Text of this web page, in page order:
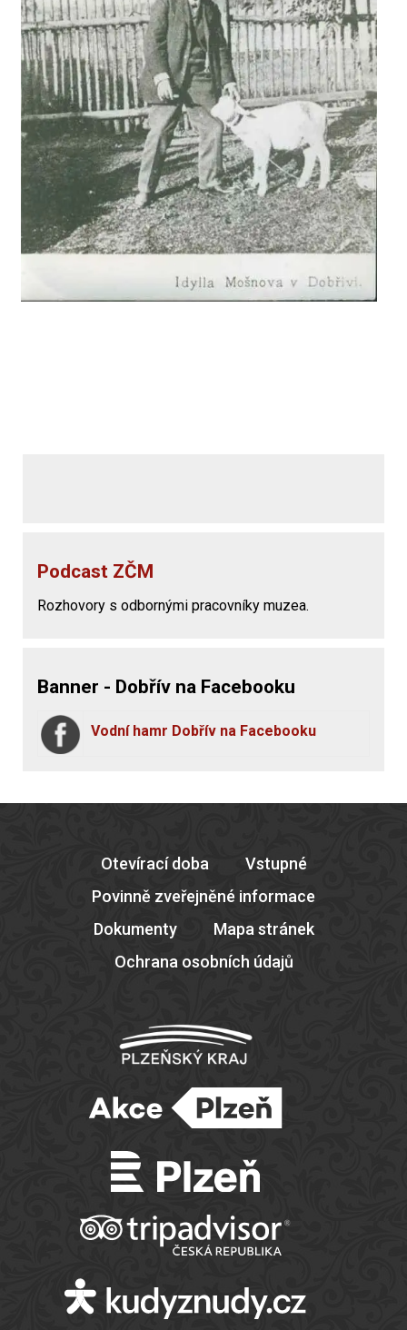
Podcast ZČM
Rozhovory s odbornými pracovníky muzea.
Banner - Dobřív na Facebooku
Vodní hamr Dobřív na Facebooku
Otevírací doba
Vstupné
Povinně zveřejněné informace
Dokumenty
Mapa stránek
Ochrana osobních údajů